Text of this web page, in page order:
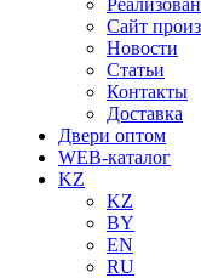
Сайт
Новости
Статьи
Контакты
Доставка
Двери оптом
WEB-каталог
KZ
KZ
BY
EN
RU